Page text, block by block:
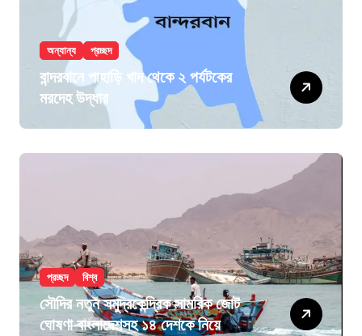
অন্যান্য প্রচ্ছদ
বান্দরবানে পাহাড়ি খাদ থেকে ২ পর্যটকের
মরদেহ উদ্ধার
প্রচ্ছদ বিশ্ব
সৌদির নতুন সমুদ্রকেন্দ্রিক সামরিক জোট
ঘোষণা বাংলাদেশসহ ১৪ দেশকে নিয়ে